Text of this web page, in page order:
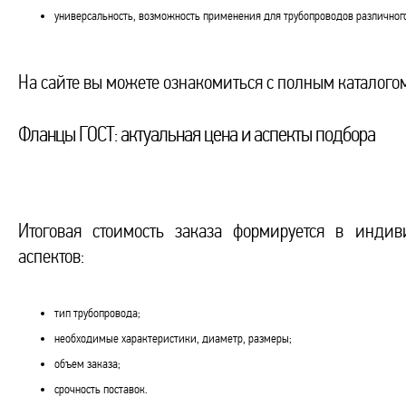
универсальность, возможность применения для трубопроводов
На сайте вы можете ознакомиться с полным
Фланцы ГОСТ: актуальная цена и аспекты подбора
Итоговая стоимость заказа формируется в
аспектов:
тип трубопровода;
необходимые характеристики, диаметр, размеры;
объем заказа;
срочность поставок.